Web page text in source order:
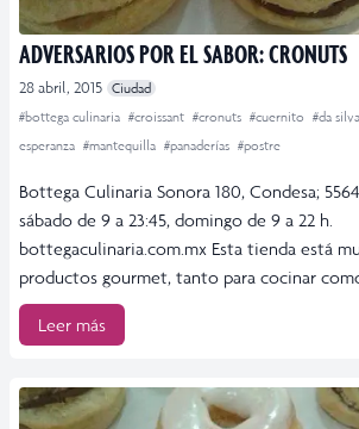
ADVERSARIOS POR EL SABOR: CRONUTS
28 abril, 2015 Ciudad
#bottega culinaria #croissant #cronuts #cuernito #da silva
esperanza #mantequilla #panaderías #postre
Bottega Culinaria Sonora 180, Condesa;
sábado de 9 a 23:45, domingo de 9 a 22 h.
bottegaculinaria.com.mx Esta tienda está
productos gourmet, tanto para cocinar
Leer más